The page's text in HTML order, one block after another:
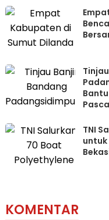
TNI
untuk
KOMENTAR